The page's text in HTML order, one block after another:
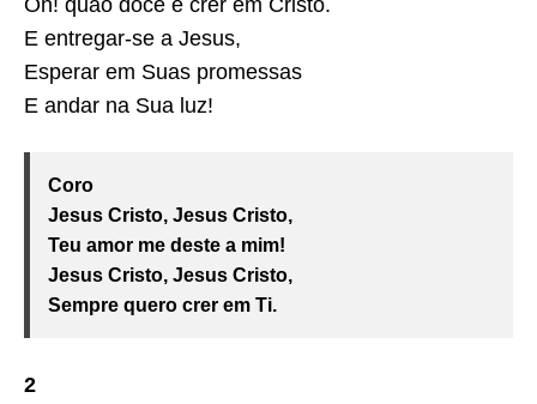
E entregar-se a Jesus,
Esperar em Suas promessas
E andar na Sua luz!
Coro
Jesus Cristo, Jesus Cristo,
Teu amor me deste a mim!
Jesus Cristo, Jesus Cristo,
Sempre quero crer em Ti.
2